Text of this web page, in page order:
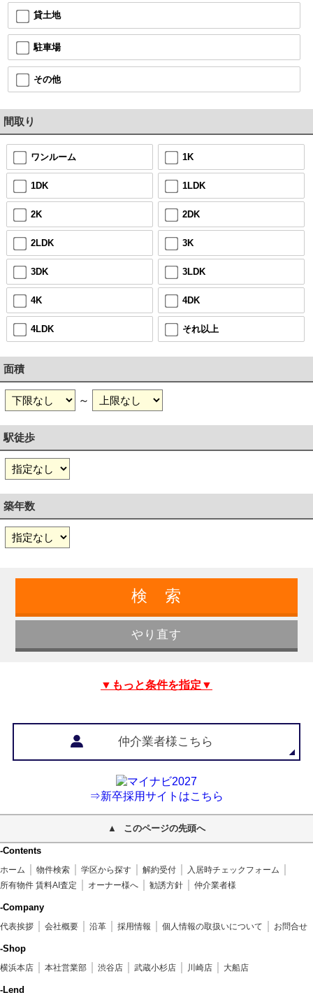
貸土地
駐車場
その他
間取り
ワンルーム 1K
1DK 1LDK
2K 2DK
2LDK 3K
3DK 3LDK
4K 4DK
4LDK それ以上
面積
～
駅徒歩
築年数
▼もっと条件を指定▼
仲介業者様こちら
⇒新卒採用サイトはこちら
このページの先頭へ
-Contents
ホーム 物件検索 学区から探す 解約受付
入居時チェックフォーム
所有物件 賃料AI査定
オーナー様へ 勧誘方針 仲介業者様
-Company
代表挨拶 会社概要 沿革 採用情報 個人情報の取扱いについて お問合せ
-Shop
横浜本店 本社営業部 渋谷店 武蔵小杉店 川崎店 大船店
-Lend